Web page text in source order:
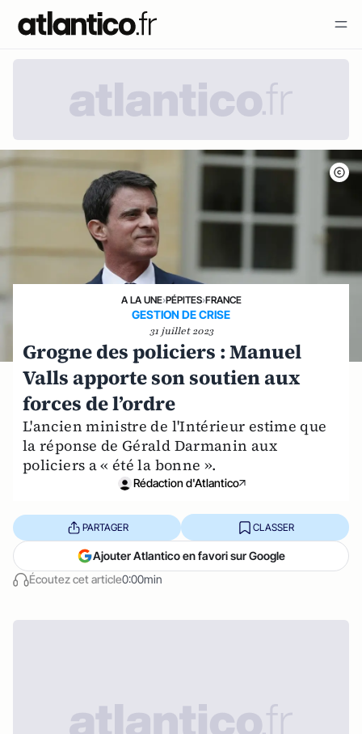
A LA UNE›PÉPITES›FRANCE
GESTION DE CRISE
31 juillet 2023
Grogne des policiers : Manuel
Valls apporte son soutien aux
forces de l’ordre
L'ancien ministre de l'Intérieur estime que
la réponse de Gérald Darmanin aux
policiers a « été la bonne ».
Rédaction d'Atlantico
Écoutez cet article0:00min
PARTAGER CLASSER
Ajouter Atlantico en favori sur Google